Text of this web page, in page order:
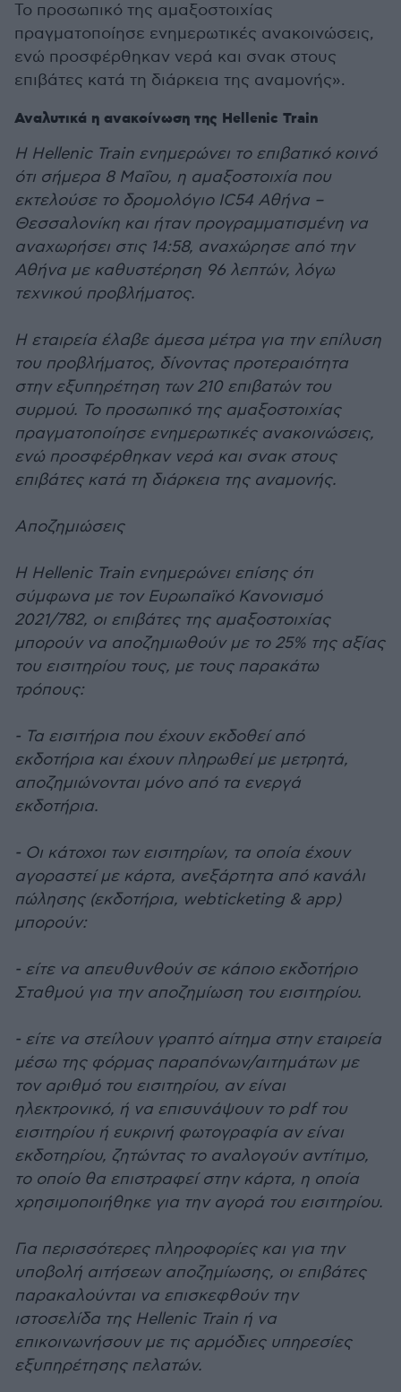
Το προσωπικό της αμαξοστοιχίας
πραγματοποίησε ενημερωτικές ανακοινώσεις,
ενώ προσφέρθηκαν νερά και σνακ στους
επιβάτες κατά τη διάρκεια της αναμονής».
Αναλυτικά η ανακοίνωση της Hellenic Train
Η Hellenic Train ενημερώνει το επιβατικό κοινό
ότι σήμερα 8 Μαΐου, η αμαξοστοιχία που
εκτελούσε το δρομολόγιο IC54 Αθήνα –
Θεσσαλονίκη και ήταν προγραμματισμένη να
αναχωρήσει στις 14:58, αναχώρησε από την
Αθήνα με καθυστέρηση 96 λεπτών, λόγω
τεχνικού προβλήματος.
Η εταιρεία έλαβε άμεσα μέτρα για την επίλυση
του προβλήματος, δίνοντας προτεραιότητα
στην εξυπηρέτηση των 210 επιβατών του
συρμού. Το προσωπικό της αμαξοστοιχίας
πραγματοποίησε ενημερωτικές ανακοινώσεις,
ενώ προσφέρθηκαν νερά και σνακ στους
επιβάτες κατά τη διάρκεια της αναμονής.
Αποζημιώσεις
Η Hellenic Train ενημερώνει επίσης ότι
σύμφωνα με τον Ευρωπαϊκό Κανονισμό
2021/782, οι επιβάτες της αμαξοστοιχίας
μπορούν να αποζημιωθούν με το 25% της αξίας
του εισιτηρίου τους, με τους παρακάτω
τρόπους:
- Τα εισιτήρια που έχουν εκδοθεί από
εκδοτήρια και έχουν πληρωθεί με μετρητά,
αποζημιώνονται μόνο από τα ενεργά
εκδοτήρια.
- Οι κάτοχοι των εισιτηρίων, τα οποία έχουν
αγοραστεί με κάρτα, ανεξάρτητα από κανάλι
πώλησης (εκδοτήρια, webticketing & app)
μπορούν:
- είτε να απευθυνθούν σε κάποιο εκδοτήριο
Σταθμού για την αποζημίωση του εισιτηρίου.
- είτε να στείλουν γραπτό αίτημα στην εταιρεία
μέσω της φόρμας παραπόνων/αιτημάτων με
τον αριθμό του εισιτηρίου, αν είναι
ηλεκτρονικό, ή να επισυνάψουν το pdf του
εισιτηρίου ή ευκρινή φωτογραφία αν είναι
εκδοτηρίου, ζητώντας το αναλογούν αντίτιμο,
το οποίο θα επιστραφεί στην κάρτα, η οποία
χρησιμοποιήθηκε για την αγορά του εισιτηρίου.
Για περισσότερες πληροφορίες και για την
υποβολή αιτήσεων αποζημίωσης, οι επιβάτες
παρακαλούνται να επισκεφθούν την
ιστοσελίδα της Hellenic Train ή να
επικοινωνήσουν με τις αρμόδιες υπηρεσίες
εξυπηρέτησης πελατών.